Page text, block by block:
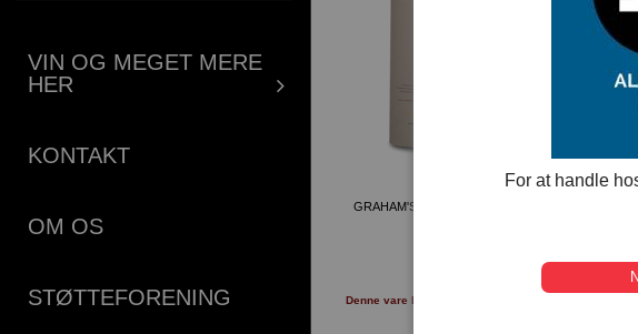
VIN OG MEGET MERE
HER
KONTAKT
OM OS
STØTTEFORENING
GRAHAM'S 30 YEARS OLD TAWNY PORT
Denne vare kan afhentes i åbningstiden i Bjert
For at handle